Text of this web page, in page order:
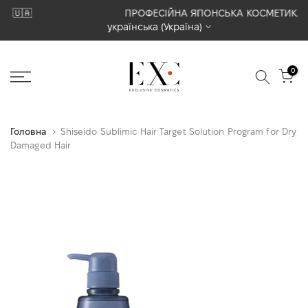
Перейти
вмісту
ПРОФЕСІЙНА ЯПОНСЬКА КОСМЕТИКА
українська (Україна)
0
Головна
Shiseido Sublimic Hair Target Solution Program for Dry
Damaged Hair